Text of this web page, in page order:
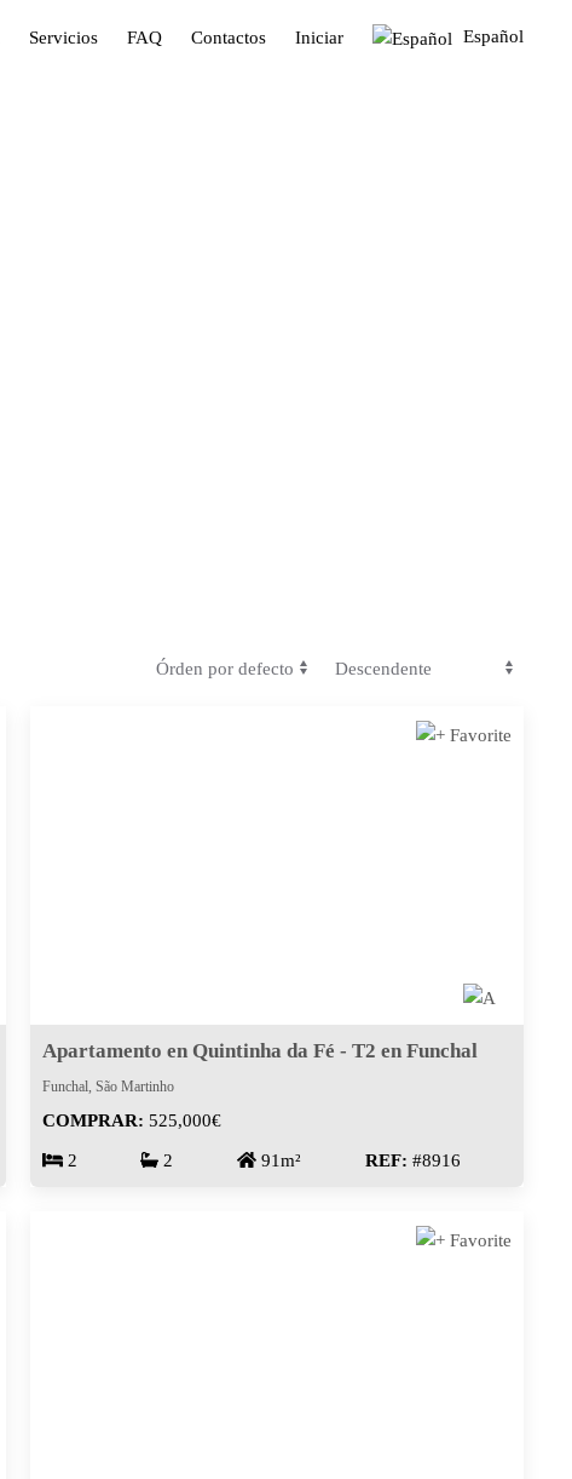
Servicios FAQ Contactos Iniciar Español
Apartamento en Quintinha da Fé - T2 en Funchal
Funchal, São Martinho
COMPRAR: 525,000€
2 2 91m² REF: #8916